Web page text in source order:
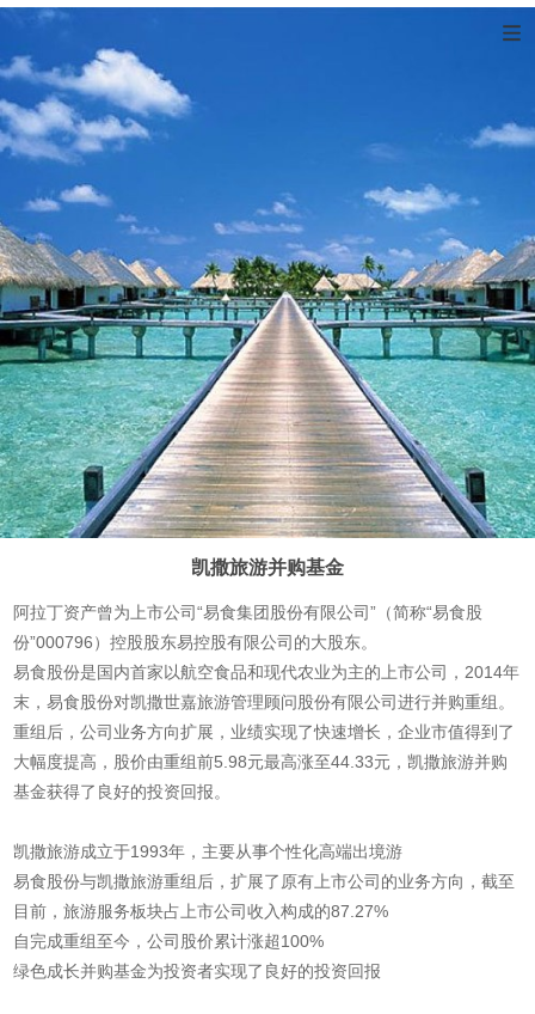
凯撒旅游并购基金
阿拉丁资产曾为上市公司“易食集团股份有限公司”（简称“易食股
份”000796）控股股东易控股有限公司的大股东。
易食股份是国内首家以航空食品和现代农业为主的上市公司，2014年
末，易食股份对凯撒世嘉旅游管理顾问股份有限公司进行并购重组。
重组后，公司业务方向扩展，业绩实现了快速增长，企业市值得到了
大幅度提高，股价由重组前5.98元最高涨至44.33元，凯撒旅游并购
基金获得了良好的投资回报。
凯撒旅游成立于1993年，主要从事个性化高端出境游
易食股份与凯撒旅游重组后，扩展了原有上市公司的业务方向，截至
目前，旅游服务板块占上市公司收入构成的87.27%
自完成重组至今，公司股价累计涨超100%
绿色成长并购基金为投资者实现了良好的投资回报